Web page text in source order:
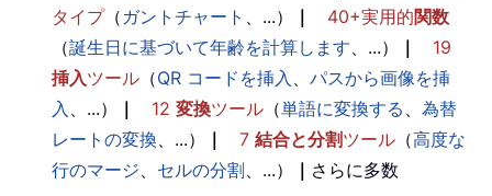
タイプ（ ガントチャート 、...） ｜ 40+実用的関数
（誕生日に基づいて年齢を計算します 、...） ｜
19
挿入ツール （QR コードを挿入
パスから画像を挿
入
、...） ｜ 12 変換ツール （単語に変換する
為替
レートの変換 、...） ｜ 7 結合と分割ツール （高度な
行のマージ
セルの分割 、...） ｜ さらに多数